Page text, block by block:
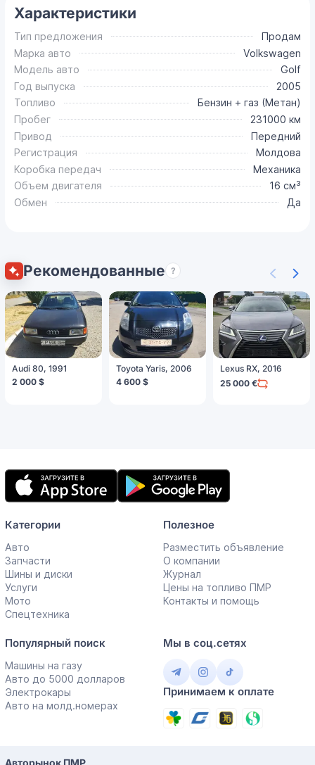
Характеристики
Тип предложения
Продам
Марка авто
Volkswagen
Модель авто
Golf
Год выпуска
2005
Топливо
Бензин + газ (Метан)
Пробег
231000 км
Привод
Передний
Регистрация
Молдова
Коробка передач
Механика
Объем двигателя
16 см³
Обмен
Да
Рекомендованные ?
Audi 80, 1991
2 000 $
Toyota Yaris, 2006
4 600 $
Lexus RX, 2016
25 000 €
Мобильное
приложение
Категории
Авто
Запчасти
Шины и диски
Услуги
Мото
Спецтехника
Полезное
Разместить объявление
О компании
Журнал
Цены на топливо ПМР
Контакты и помощь
Популярный поиск
Машины на газу
Авто до 5000 долларов
Электрокары
Авто на молд.номерах
Мы в соц.сетях
Принимаем к оплате